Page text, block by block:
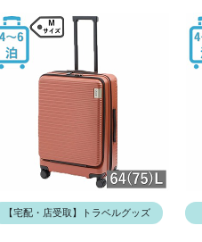
【宅配・店受取】トラベルグッズ